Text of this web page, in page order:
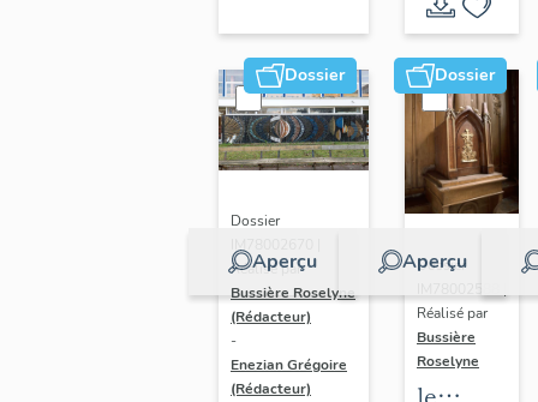
Dossier
Aperçu
Dossier
IM78002670 |
Réalisé par
Bussière Roselyne
(Rédacteur)
-
Enezian Grégoire
(Rédacteur)
Dossier
Aperçu
Dossier
Réalisé par
Bussière
Roselyne
le